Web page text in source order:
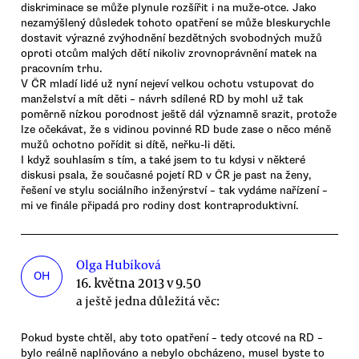
diskriminace se může plynule rozšířit i na muže-otce. Jako
nezamýšlený důsledek tohoto opatření se může bleskurychle
dostavit výrazné zvýhodnění bezdětných svobodných mužů
oproti otcům malých dětí nikoliv zrovnoprávnění matek na
pracovním trhu.
V ČR mladí lidé už nyní nejeví velkou ochotu vstupovat do
manželství a mít děti – návrh sdílené RD by mohl už tak
poměrně nízkou porodnost ještě dál významně srazit, protože
lze očekávat, že s vidinou povinné RD bude zase o něco méně
mužů ochotno pořídit si dítě, neřku-li děti.
I když souhlasím s tím, a také jsem to tu kdysi v některé
diskusi psala, že současné pojetí RD v ČR je past na ženy,
řešení ve stylu sociálního inženýrství – tak vydáme nařízení –
mi ve finále připadá pro rodiny dost kontraproduktivní.
OH
Olga Hubíková
16. května 2013 v 9.50
a ještě jedna důležitá věc:
Pokud byste chtěl, aby toto opatření – tedy otcové na RD –
bylo reálně naplňováno a nebylo obcházeno, musel byste to